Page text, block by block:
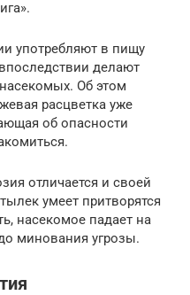
употребляют в пищу
делают
Об этом
расцветка уже
об опасности
отличается и своей
умеет притворятся
насекомое падает на
минования угрозы.